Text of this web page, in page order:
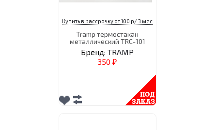
Купить в рассрочку от 100 р/ 3 мес
Tramp термостакан
металлический TRC-101
Бренд: TRAMP
350 ₽